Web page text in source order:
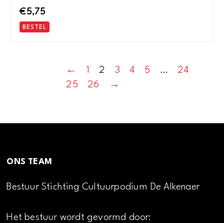
€5,75
BESTEL
← 1 2 3 4 5 …
24
25
26 →
ONS TEAM
Bestuur Stichting Cultuurpodium De Alkenaer
Het bestuur wordt gevormd door: